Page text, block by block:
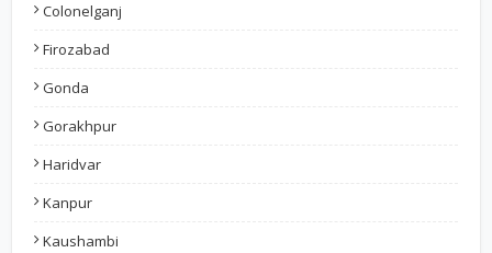
Colonelganj
Firozabad
Gonda
Gorakhpur
Haridvar
Kanpur
Kaushambi